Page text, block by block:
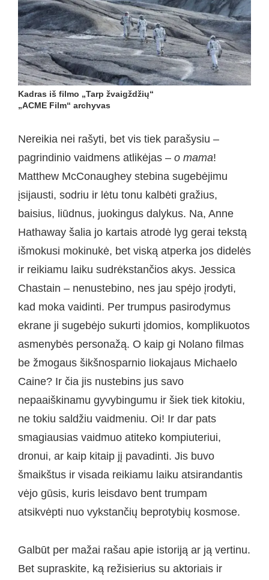
Kadras iš filmo „Tarp žvaigždžių“
„ACME Film“ archyvas
Nereikia nei rašyti, bet vis tiek parašysiu –
pagrindinio vaidmens atlikėjas – o mama!
Matthew McConaughey stebina sugebėjimu
įsijausti, sodriu ir lėtu tonu kalbėti gražius,
baisius, liūdnus, juokingus dalykus. Na, Anne
Hathaway šalia jo kartais atrodė lyg gerai tekstą
išmokusi mokinukė, bet viską atperka jos didelės
ir reikiamu laiku sudrėkstančios akys. Jessica
Chastain – nenustebino, nes jau spėjo įrodyti,
kad moka vaidinti. Per trumpus pasirodymus
ekrane ji sugebėjo sukurti įdomios, komplikuotos
asmenybės personažą. O kaip gi Nolano filmas
be žmogaus šikšnosparnio liokajaus Michaelo
Caine? Ir čia jis nustebins jus savo
nepaaiškinamu gyvybingumu ir šiek tiek kitokiu,
ne tokiu saldžiu vaidmeniu. Oi! Ir dar pats
smagiausias vaidmuo atiteko kompiuteriui,
dronui, ar kaip kitaip jį pavadinti. Jis buvo
šmaikštus ir visada reikiamu laiku atsirandantis
vėjo gūsis, kuris leisdavo bent trumpam
atsikvėpti nuo vykstančių beprotybių kosmose.
Galbūt per mažai rašau apie istoriją ar ją vertinu.
Bet supraskite, ką režisierius su aktoriais ir